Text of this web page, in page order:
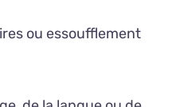
ou essoufflement